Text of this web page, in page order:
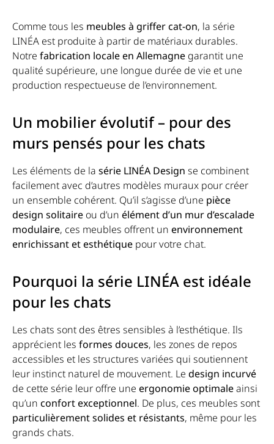
Comme tous les meubles à griffer cat-on, la série
LINÉA est produite à partir de matériaux durables.
Notre fabrication locale en Allemagne garantit une
qualité supérieure, une longue durée de vie et une
production respectueuse de l’environnement.
Un mobilier évolutif – pour des
murs pensés pour les chats
Les éléments de la série LINÉA Design se combinent
facilement avec d’autres modèles muraux pour créer
un ensemble cohérent. Qu’il s’agisse d’une pièce
design solitaire ou d’un élément d’un mur d’escalade
modulaire, ces meubles offrent un environnement
enrichissant et esthétique pour votre chat.
Pourquoi la série LINÉA est idéale
pour les chats
Les chats sont des êtres sensibles à l’esthétique. Ils
apprécient les formes douces, les zones de repos
accessibles et les structures variées qui soutiennent
leur instinct naturel de mouvement. Le design incurvé
de cette série leur offre une ergonomie optimaleainsi
qu’un confort exceptionnel. De plus, ces meubles sont
particulièrement solides et résistants, même pour les
grands chats.